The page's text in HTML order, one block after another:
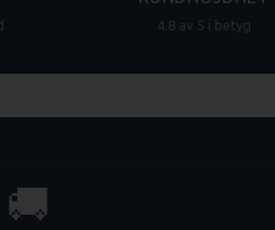
4.8 av 5 i betyg
🚚